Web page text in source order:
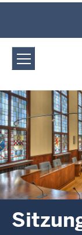
Direkt zum Inhalt
Leichte
und